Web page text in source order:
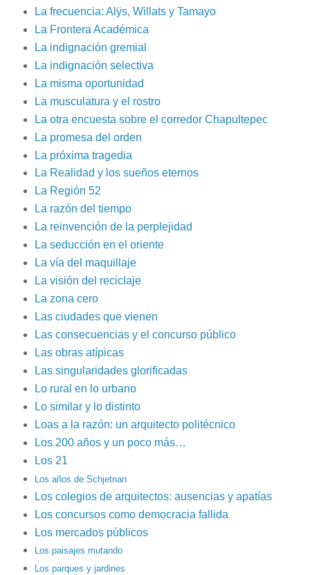
La frecuencia: Alÿs, Willats y Tamayo
La Frontera Académica
La indignación gremial
La indignación selectiva
La misma oportunidad
La musculatura y el rostro
La otra encuesta sobre el corredor Chapultepec
La promesa del orden
La próxima tragedia
La Realidad y los sueños eternos
La Región 52
La razón del tiempo
La reinvención de la perplejidad
La seducción en el oriente
La vía del maquillaje
La visión del reciclaje
La zona cero
Las ciudades que vienen
Las consecuencias y el concurso público
Las obras atípicas
Las singularidades glorificadas
Lo rural en lo urbano
Lo similar y lo distinto
Loas a la razón: un arquitecto politécnico
Los 200 años y un poco más…
Los 21
Los años de Schjetnan
Los colegios de arquitectos: ausencias y apatías
Los concursos como democracia fallida
Los mercados públicos
Los paisajes mutando
Los parques y jardines